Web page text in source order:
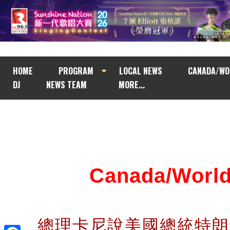
HOME PROGRAM LOCAL NEWS
CANADA/
DJ
NEWS TEAM MORE...
Canada/
總理卡尼說美國總統特